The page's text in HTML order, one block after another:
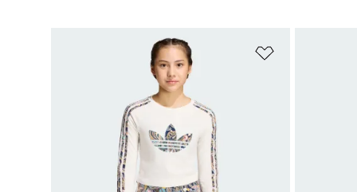
Favori